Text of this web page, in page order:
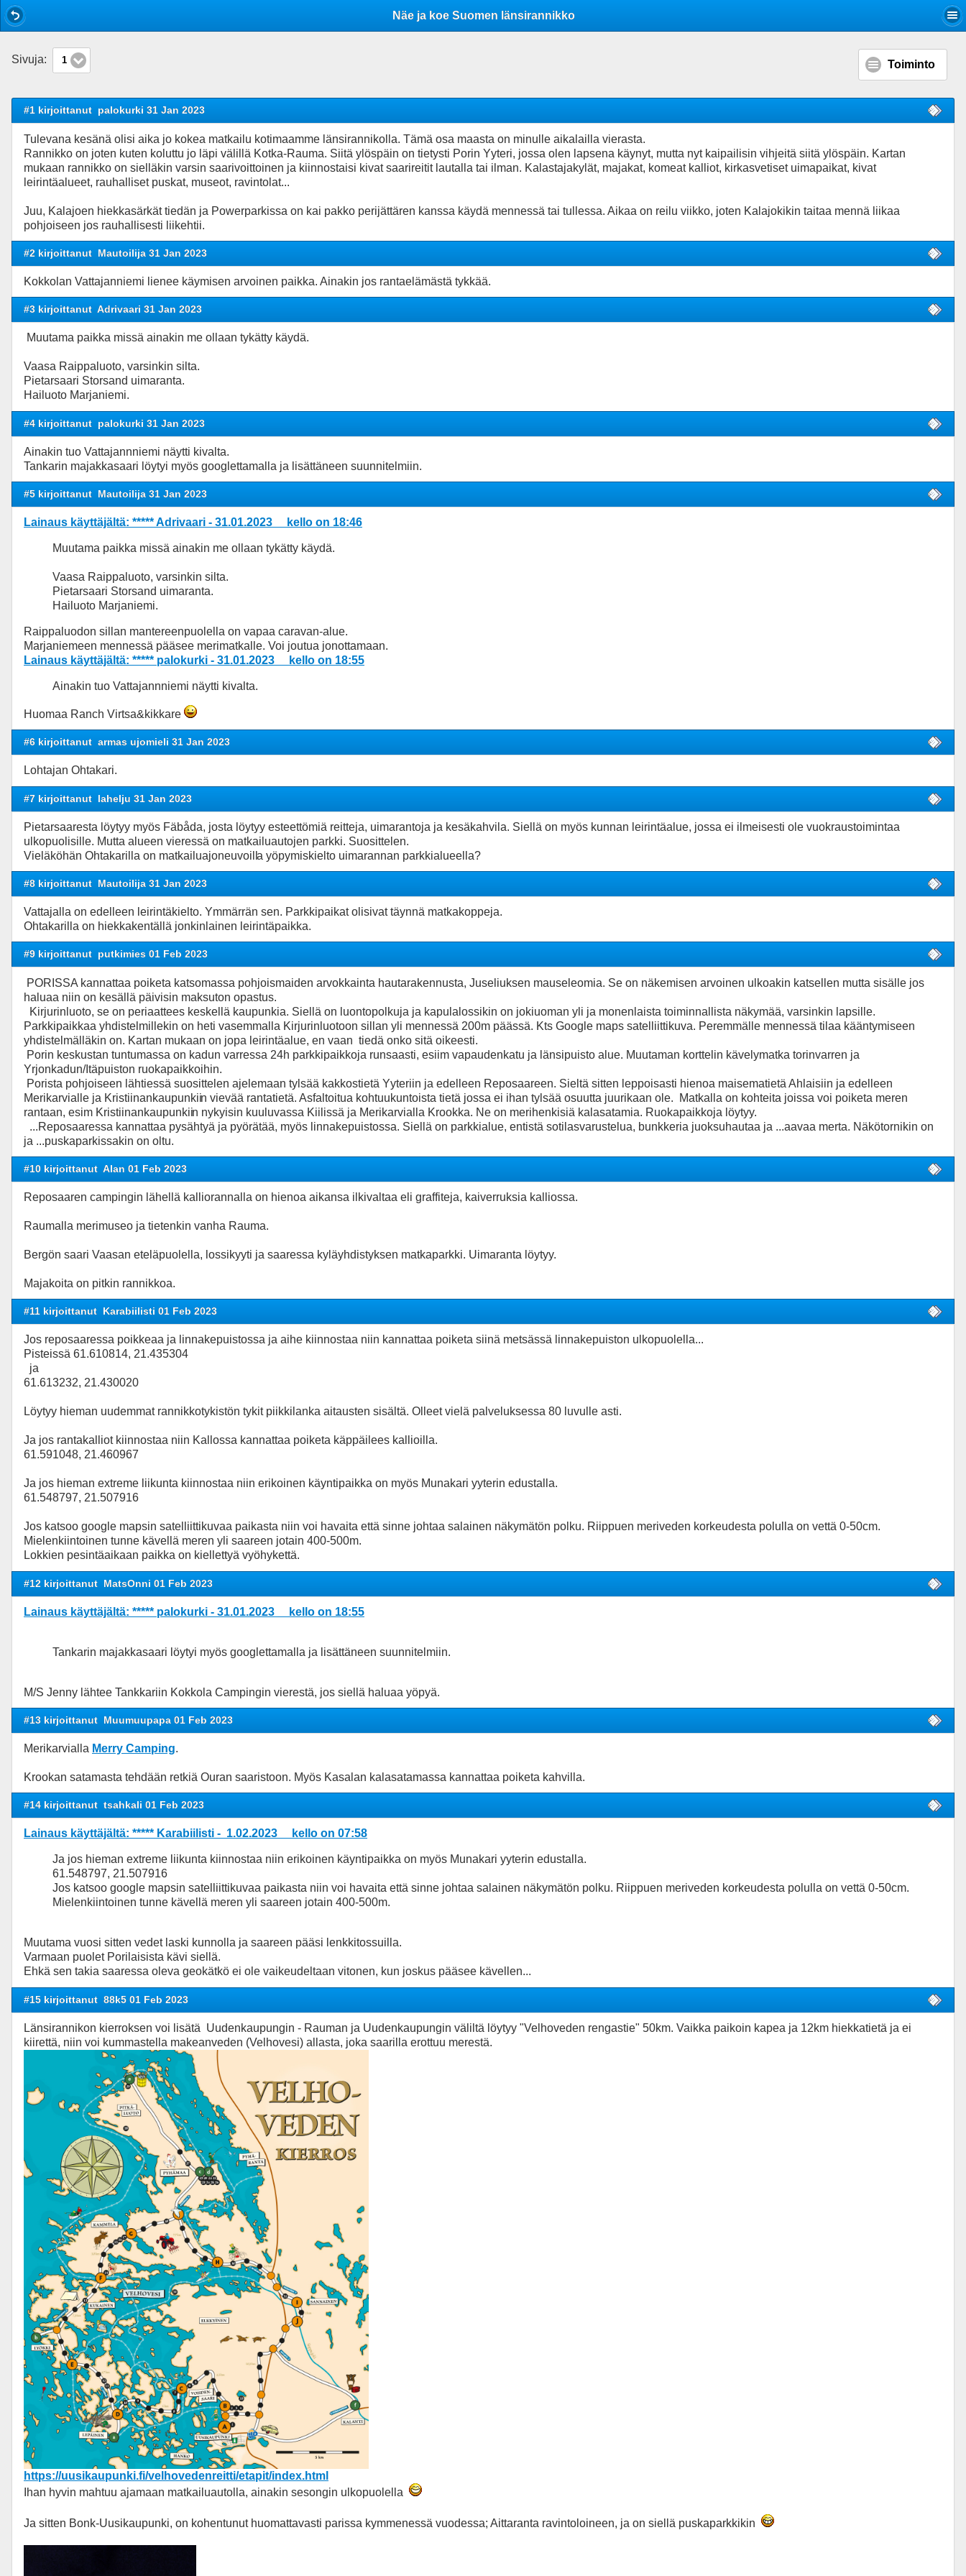
Näe ja koe Suomen länsirannikko
Sivuja: 1 Toiminto
#1 kirjoittanut palokurki 31 Jan 2023
Tulevana kesänä olisi aika jo kokea matkailu kotimaamme länsirannikolla. Tämä osa maasta on minulle aikalailla vierasta.
Rannikko on joten kuten koluttu jo läpi välillä Kotka-Rauma. Siitä ylöspäin on tietysti Porin Yyteri, jossa olen lapsena käynyt, mutta nyt kaipailisin vihjeitä siitä ylöspäin. Kartan
mukaan rannikko on sielläkin varsin saarivoittoinen ja kiinnostaisi kivat saarireitit lautalla tai ilman. Kalastajakylät, majakat, komeat kalliot, kirkasvetiset uimapaikat, kivat
leirintäalueet, rauhalliset puskat, museot, ravintolat...
Juu, Kalajoen hiekkasärkät tiedän ja Powerparkissa on kai pakko perijättären kanssa käydä mennessä tai tullessa. Aikaa on reilu viikko, joten Kalajokikin taitaa mennä liikaa
pohjoiseen jos rauhallisesti liikehtii.
#2 kirjoittanut Mautoilija 31 Jan 2023
Kokkolan Vattajanniemi lienee käymisen arvoinen paikka. Ainakin jos rantaelämästä tykkää.
#3 kirjoittanut Adrivaari 31 Jan 2023
Muutama paikka missä ainakin me ollaan tykätty käydä.
Vaasa Raippaluoto, varsinkin silta.
Pietarsaari Storsand uimaranta.
Hailuoto Marjaniemi.
#4 kirjoittanut palokurki 31 Jan 2023
Ainakin tuo Vattajannniemi näytti kivalta.
Tankarin majakkasaari löytyi myös googlettamalla ja lisättäneen suunnitelmiin.
#5 kirjoittanut Mautoilija 31 Jan 2023
Lainaus käyttäjältä: ***** Adrivaari - 31.01.2023 kello on 18:46
Muutama paikka missä ainakin me ollaan tykätty käydä.
Vaasa Raippaluoto, varsinkin silta.
Pietarsaari Storsand uimaranta.
Hailuoto Marjaniemi.
Raippaluodon sillan mantereenpuolella on vapaa caravan-alue.
Marjaniemeen mennessä pääsee merimatkalle. Voi joutua jonottamaan.
Lainaus käyttäjältä: ***** palokurki - 31.01.2023 kello on 18:55
Ainakin tuo Vattajannniemi näytti kivalta.
Huomaa Ranch Virtsa&kikkare
#6 kirjoittanut armas ujomieli 31 Jan 2023
Lohtajan Ohtakari.
#7 kirjoittanut lahelju 31 Jan 2023
Pietarsaaresta löytyy myös Fäbåda, josta löytyy esteettömiä reitteja, uimarantoja ja kesäkahvila. Siellä on myös kunnan leirintäalue, jossa ei ilmeisesti ole vuokraustoimintaa
ulkopuolisille. Mutta alueen vieressä on matkailuautojen parkki. Suosittelen.
Vieläköhän Ohtakarilla on matkailuajoneuvoilla yöpymiskielto uimarannan parkkialueella?
#8 kirjoittanut Mautoilija 31 Jan 2023
Vattajalla on edelleen leirintäkielto. Ymmärrän sen. Parkkipaikat olisivat täynnä matkakoppeja.
Ohtakarilla on hiekkakentällä jonkinlainen leirintäpaikka.
#9 kirjoittanut putkimies 01 Feb 2023
PORISSA kannattaa poiketa katsomassa pohjoismaiden arvokkainta hautarakennusta, Juseliuksen mauseleomia. Se on näkemisen arvoinen ulkoakin katsellen mutta sisälle jos
haluaa niin on kesällä päivisin maksuton opastus.
Kirjurinluoto, se on periaattees keskellä kaupunkia. Siellä on luontopolkuja ja kapulalossikin on jokiuoman yli ja monenlaista toiminnallista näkymää, varsinkin lapsille.
Parkkipaikkaa yhdistelmillekin on heti vasemmalla Kirjurinluotoon sillan yli mennessä 200m päässä. Kts Google maps satelliittikuva. Peremmälle mennessä tilaa kääntymiseen
yhdistelmälläkin on. Kartan mukaan on jopa leirintäalue, en vaan tiedä onko sitä oikeesti.
Porin keskustan tuntumassa on kadun varressa 24h parkkipaikkoja runsaasti, esiim vapaudenkatu ja länsipuisto alue. Muutaman korttelin kävelymatka torinvarren ja
Yrjonkadun/Itäpuiston ruokapaikkoihin.
Porista pohjoiseen lähtiessä suosittelen ajelemaan tylsää kakkostietä Yyteriin ja edelleen Reposaareen. Sieltä sitten leppoisasti hienoa maisematietä Ahlaisiin ja edelleen
Merikarvialle ja Kristiinankaupunkiin vievää rantatietä. Asfaltoitua kohtuukuntoista tietä jossa ei ihan tylsää osuutta juurikaan ole. Matkalla on kohteita joissa voi poiketa meren
rantaan, esim Kristiinankaupunkiin nykyisin kuuluvassa Kiilissä ja Merikarvialla Krookka. Ne on merihenkisiä kalasatamia. Ruokapaikkoja löytyy.
...Reposaaressa kannattaa pysähtyä ja pyörätää, myös linnakepuistossa. Siellä on parkkialue, entistä sotilasvarustelua, bunkkeria juoksuhautaa ja ...aavaa merta. Näkötornikin on
ja ...puskaparkissakin on oltu.
#10 kirjoittanut Alan 01 Feb 2023
Reposaaren campingin lähellä kalliorannalla on hienoa aikansa ilkivaltaa eli graffiteja, kaiverruksia kalliossa.
Raumalla merimuseo ja tietenkin vanha Rauma.
Bergön saari Vaasan eteläpuolella, lossikyyti ja saaressa kyläyhdistyksen matkaparkki. Uimaranta löytyy.
Majakoita on pitkin rannikkoa.
#11 kirjoittanut Karabiilisti 01 Feb 2023
Jos reposaaressa poikkeaa ja linnakepuistossa ja aihe kiinnostaa niin kannattaa poiketa siinä metsässä linnakepuiston ulkopuolella...
Pisteissä 61.610814, 21.435304
ja
61.613232, 21.430020
Löytyy hieman uudemmat rannikkotykistön tykit piikkilanka aitausten sisältä. Olleet vielä palveluksessa 80 luvulle asti.
Ja jos rantakalliot kiinnostaa niin Kallossa kannattaa poiketa käppäilees kallioilla.
61.591048, 21.460967
Ja jos hieman extreme liikunta kiinnostaa niin erikoinen käyntipaikka on myös Munakari yyterin edustalla.
61.548797, 21.507916
Jos katsoo google mapsin satelliittikuvaa paikasta niin voi havaita että sinne johtaa salainen näkymätön polku. Riippuen meriveden korkeudesta polulla on vettä 0-50cm.
Mielenkiintoinen tunne kävellä meren yli saareen jotain 400-500m.
Lokkien pesintäaikaan paikka on kiellettyä vyöhykettä.
#12 kirjoittanut MatsOnni 01 Feb 2023
Lainaus käyttäjältä: ***** palokurki - 31.01.2023 kello on 18:55
Tankarin majakkasaari löytyi myös googlettamalla ja lisättäneen suunnitelmiin.
M/S Jenny lähtee Tankkariin Kokkola Campingin vierestä, jos siellä haluaa yöpyä.
#13 kirjoittanut Muumuupapa 01 Feb 2023
Merikarvialla Merry Camping.
Krookan satamasta tehdään retkiä Ouran saaristoon. Myös Kasalan kalasatamassa kannattaa poiketa kahvilla.
#14 kirjoittanut tsahkali 01 Feb 2023
Lainaus käyttäjältä: ***** Karabiilisti - 1.02.2023 kello on 07:58
Ja jos hieman extreme liikunta kiinnostaa niin erikoinen käyntipaikka on myös Munakari yyterin edustalla.
61.548797, 21.507916
Jos katsoo google mapsin satelliittikuvaa paikasta niin voi havaita että sinne johtaa salainen näkymätön polku. Riippuen meriveden korkeudesta polulla on vettä 0-50cm.
Mielenkiintoinen tunne kävellä meren yli saareen jotain 400-500m.
Muutama vuosi sitten vedet laski kunnolla ja saareen pääsi lenkkitossuilla.
Varmaan puolet Porilaisista kävi siellä.
Ehkä sen takia saaressa oleva geokätkö ei ole vaikeudeltaan vitonen, kun joskus pääsee kävellen...
#15 kirjoittanut 88k5 01 Feb 2023
Länsirannikon kierroksen voi lisätä Uudenkaupungin - Rauman ja Uudenkaupungin väliltä löytyy "Velhoveden rengastie" 50km. Vaikka paikoin kapea ja 12km hiekkatietä ja ei
kiirettä, niin voi kummastella makeanveden (Velhovesi) allasta, joka saarilla erottuu merestä.
https://uusikaupunki.fi/velhovedenreitti/etapit/index.html
Ihan hyvin mahtuu ajamaan matkailuautolla, ainakin sesongin ulkopuolella
Ja sitten Bonk-Uusikaupunki, on kohentunut huomattavasti parissa kymmenessä vuodessa; Aittaranta ravintoloineen, ja on siellä puskaparkkikin